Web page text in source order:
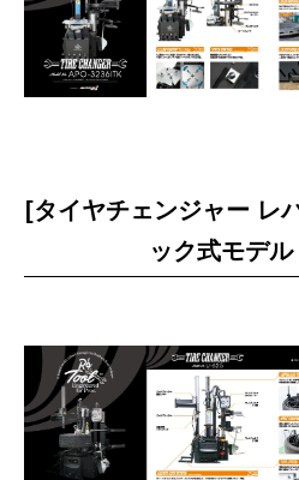
[タイヤチェンジャー レ
ック式モデ